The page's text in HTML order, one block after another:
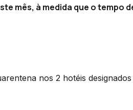
mês, à medida que o tempo
nos 2 hotéis